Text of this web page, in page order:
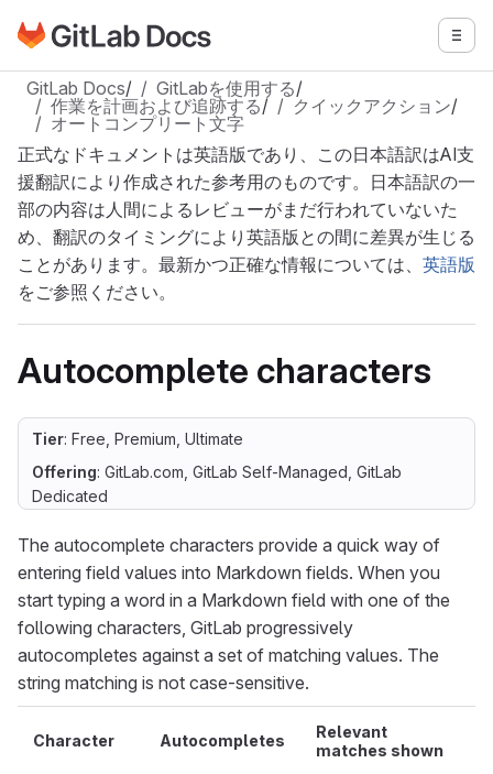
メインコンテンツにスキップ
GitLabドキュメントのホームページに移動 メニ
GitLab Docs/ GitLabを使用する/
作業を計画および追跡する/ クイックアクション/
オートコンプリート文字
正式なドキュメントは英語版であり、この日本語訳はAI支
援翻訳により作成された参考用のものです。日本語訳の一
部の内容は人間によるレビューがまだ行われていないた
め、翻訳のタイミングにより英語版との間に差異が生じる
ことがあります。最新かつ正確な情報については、 英語版
をご参照ください。
Autocomplete characters
Tier: Free, Premium, Ultimate
Offering: GitLab.com, GitLab Self-Managed, GitLab
Dedicated
The autocomplete characters provide a quick way of
entering field values into Markdown fields. When you
start typing a word in a Markdown field with one of the
following characters, GitLab progressively
autocompletes against a set of matching values. The
string matching is not case-sensitive.
Character Autocompletes
Relevant
matches shown